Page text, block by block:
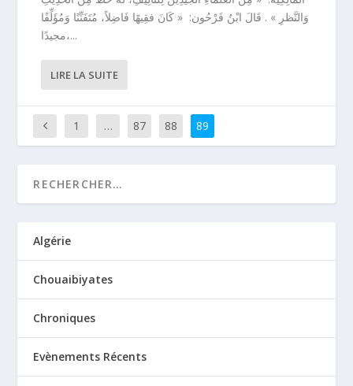
وَالنَّظرِ » . قَالَ ابْنُ فَرْحُون: « كَانَ فقِيهًا فَاضِلاً، مُتَفَنِّنًا وَمُؤَلِّفًا
مجيدًا،...
LIRE LA SUITE
1 … 87 88 89
Algérie
Chouaibiyates
Chroniques
Evènements Récents